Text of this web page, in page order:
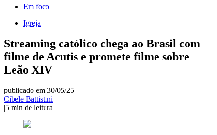
Em foco
Igreja
Streaming católico chega ao Brasil com
filme de Acutis e promete filme sobre
Leão XIV
publicado em 30/05/25|
Cibele Battistini
|5 min de leitura